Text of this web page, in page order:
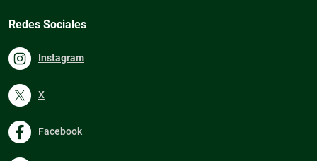
Redes Sociales
Instagram
X
Facebook